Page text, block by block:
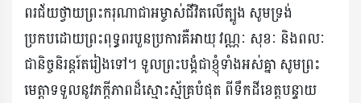
ពរជ័យថ្វាយព្រះករុណាជាអម្ចាស់ជីវិតលើត្បូង សូមទ្រង់
ប្រកបដោយព្រះពុទ្ធពរបួនប្រការគឺអាយុ វណ្ណៈ សុខៈ និងពលៈ
ជានិច្ចនិរន្តរ៍តរៀងទៅ។ ទូលព្រះបង្គំជាខ្ញុំទាំងអស់គ្នា សូមព្រះ
មេត្តាទទួលនូវភក្តីភាពដ៏ស្មោះស្ម័គ្របំផុត ពីទឹកដីខេត្តបន្ទាយ